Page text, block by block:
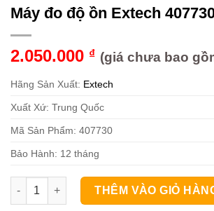
Máy đo độ ồn Extech
2.050.000 ₫ (giá chưa bao
Hãng Sản Xuất: Extech
Xuất Xứ: Trung Quốc
Mã Sản Phẩm: 407730
Bảo Hành: 12 tháng
Máy đo độ ồn Extech 407730 (130dB) số
THÊM VÀO GIỎ